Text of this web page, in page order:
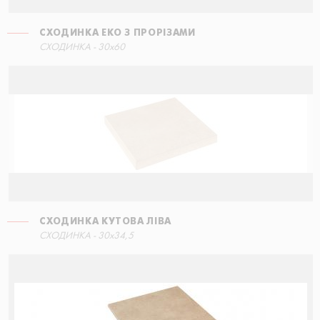
СХОДИНКА ЕКО З ПРОРІЗАМИ
СХОДИНКА - 30x60
СХОДИНКА КУТОВА ЛІВА
СХОДИНКА - 30x34,5
СХОДИНКА КУТОВА ЛІВА
60x34,5
СХОДИНКА ПРЯМА
60x34,5